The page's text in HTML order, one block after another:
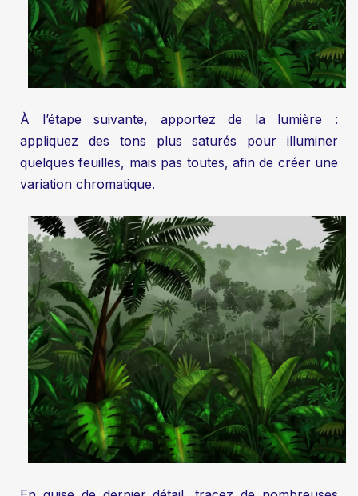
À l’étape suivante, apportez de la lumière :
appliquez des tons plus saturés pour illuminer
quelques feuilles, mais pas toutes, afin de créer une
variation chromatique.